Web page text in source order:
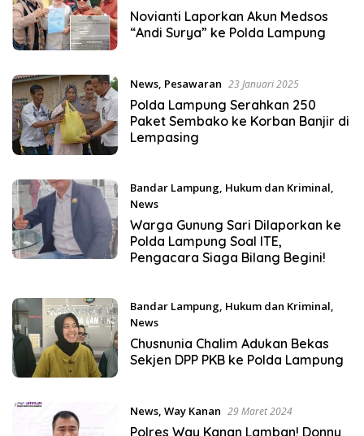
7 Maret 2025
Novianti Laporkan Akun Medsos
“Andi Surya” ke Polda Lampung
News, Pesawaran 23 Januari 2025
Polda Lampung Serahkan 250
Paket Sembako ke Korban Banjir di
Lempasing
Bandar Lampung, Hukum dan Kriminal
News
26 September 2024
Warga Gunung Sari Dilaporkan ke
Polda Lampung Soal ITE,
Pengacara Siaga Bilang Begini!
Bandar Lampung, Hukum dan Kriminal
News
7 Agustus 2024
Chusnunia Chalim Adukan Bekas
Sekjen DPP PKB ke Polda Lampung
News, Way Kanan 29 Maret 2024
Polres Way Kanan Lamban! Donny